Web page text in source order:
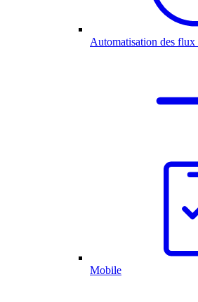
Automatisation des flux
Mobile